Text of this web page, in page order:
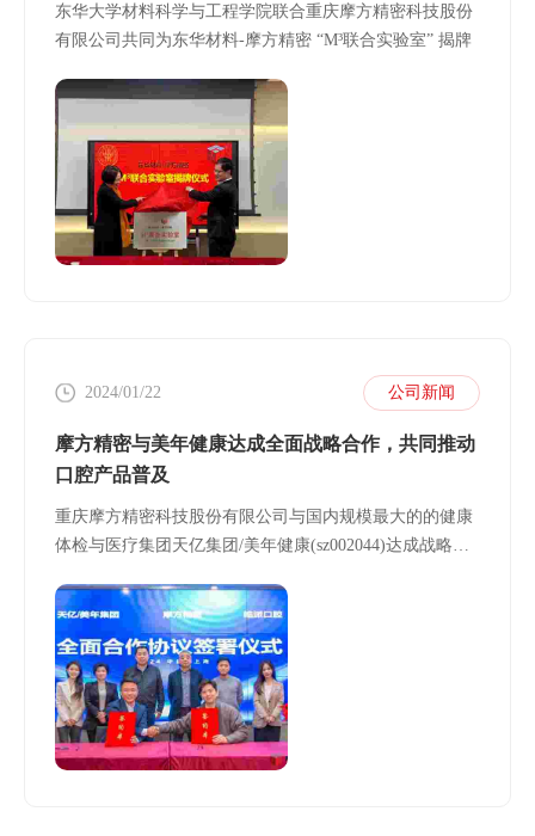
东华大学材料科学与工程学院联合重庆摩方精密科技股份
有限公司共同为东华材料-摩方精密 “M³联合实验室” 揭牌
2024/01/22 公司新闻
摩方精密与美年健康达成全面战略合作，共同推动
口腔产品普及
重庆摩方精密科技股份有限公司与国内规模最大的的健康
体检与医疗集团天亿集团/美年健康(sz002044)达成战略合